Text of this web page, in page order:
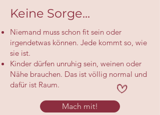
Keine Sorge...
Niemand muss schon fit sein oder
irgendetwas können. Jede kommt so, wie
sie ist.
Kinder dürfen unruhig sein, weinen oder
Nähe brauchen. Das ist völlig normal und
dafür ist Raum.
Mach mit!